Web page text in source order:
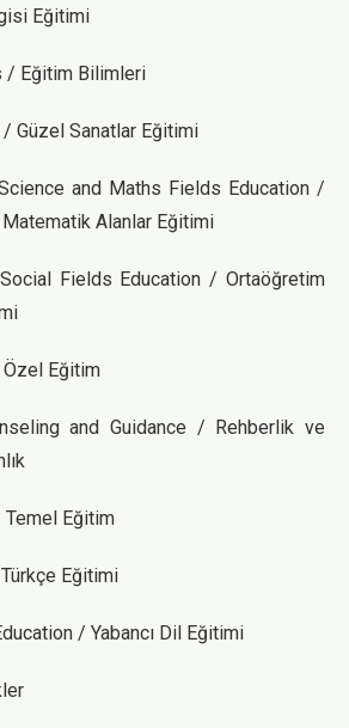
Eğitimi
/ Eğitim Bilimleri
Güzel Sanatlar Eğitimi
and Maths Fields Education /
Alanlar Eğitimi
Fields Education / Ortaöğretim
Eğitim
and Guidance / Rehberlik ve
Temel Eğitim
Eğitimi
/ Yabancı Dil Eğitimi